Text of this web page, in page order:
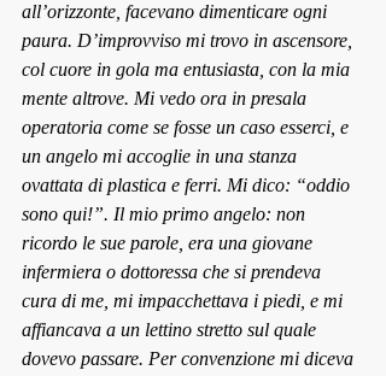
all’orizzonte, facevano dimenticare ogni
paura. D’improvviso mi trovo in ascensore,
col cuore in gola ma entusiasta, con la mia
mente altrove. Mi vedo ora in presala
operatoria come se fosse un caso esserci, e
un angelo mi accoglie in una stanza
ovattata di plastica e ferri. Mi dico: “oddio
sono qui!”. Il mio primo angelo: non
ricordo le sue parole, era una giovane
infermiera o dottoressa che si prendeva
cura di me, mi impacchettava i piedi, e mi
affiancava a un lettino stretto sul quale
dovevo passare. Per convenzione mi diceva